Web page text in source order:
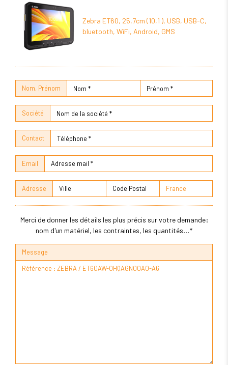
Zebra ET60, 25,7cm (10,1 ), USB, USB-C,
bluetooth, WiFi, Android, GMS
Nom, Prénom
Société
Contact
Email
Adresse
Merci de donner les détails les plus précis sur votre demande:
nom d'un matériel, les contraintes, les quantités...*
Message